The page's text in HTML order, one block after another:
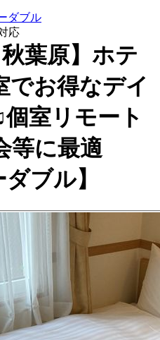
ダブル
応
秋葉原】ホテ
でお得なデイ
室リモート
等に最適
ブル】